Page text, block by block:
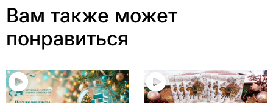
Вам также может
понравиться